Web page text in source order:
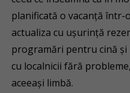
planificată o vacanță
actualiza cu ușurință
programări pentru cină
cu localnicii fără
aceeași limbă.